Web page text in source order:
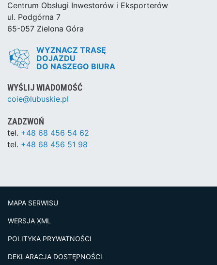
Centrum Obsługi Inwestorów i Eksporterów
ul. Podgórna 7
65-057 Zielona Góra
WYZNACZ TRASĘ
DOJAZDU
DO NASZEGO BIURA
WYŚLIJ WIADOMOŚĆ
coie@lubuskie.pl
ZADZWOŃ
tel. +48 68 456 54 62
tel. +48 68 456 51 98
MAPA SERWISU
WERSJA XML
POLITYKA PRYWATNOŚCI
DEKLARACJA DOSTĘPNOŚCI